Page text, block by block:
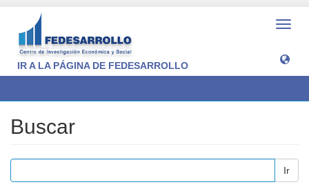
IR A LA PÁGINA DE FEDESARROLLO
Buscar
Ir